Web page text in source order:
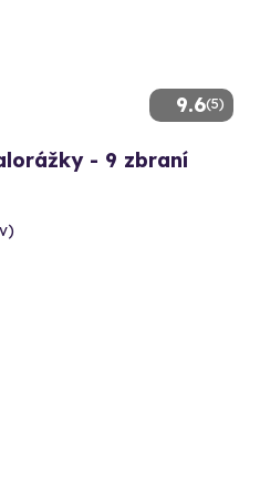
9.6(5)
- 9 zbraní